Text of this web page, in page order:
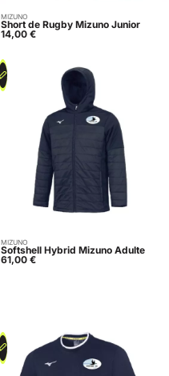
Acheter
MIZUNO
Short de Rugby Mizuno Junior
14,00 €
Acheter
MIZUNO
Softshell Hybrid Mizuno Adulte
61,00 €